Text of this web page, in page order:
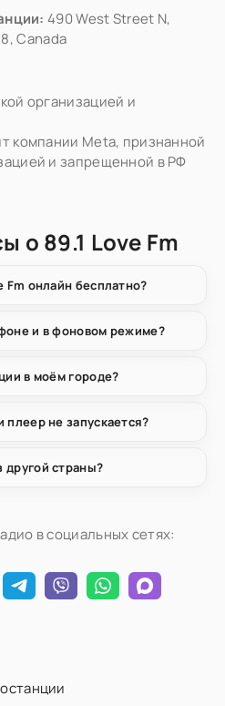
490 West Street N,
Canada
организацией и
компании Meta, признанной
и запрещенной в РФ
о 89.1 Love Fm
Fm онлайн бесплатно?
и в фоновом режиме?
в моём городе?
плеер не запускается?
страны?
в социальных сетях: